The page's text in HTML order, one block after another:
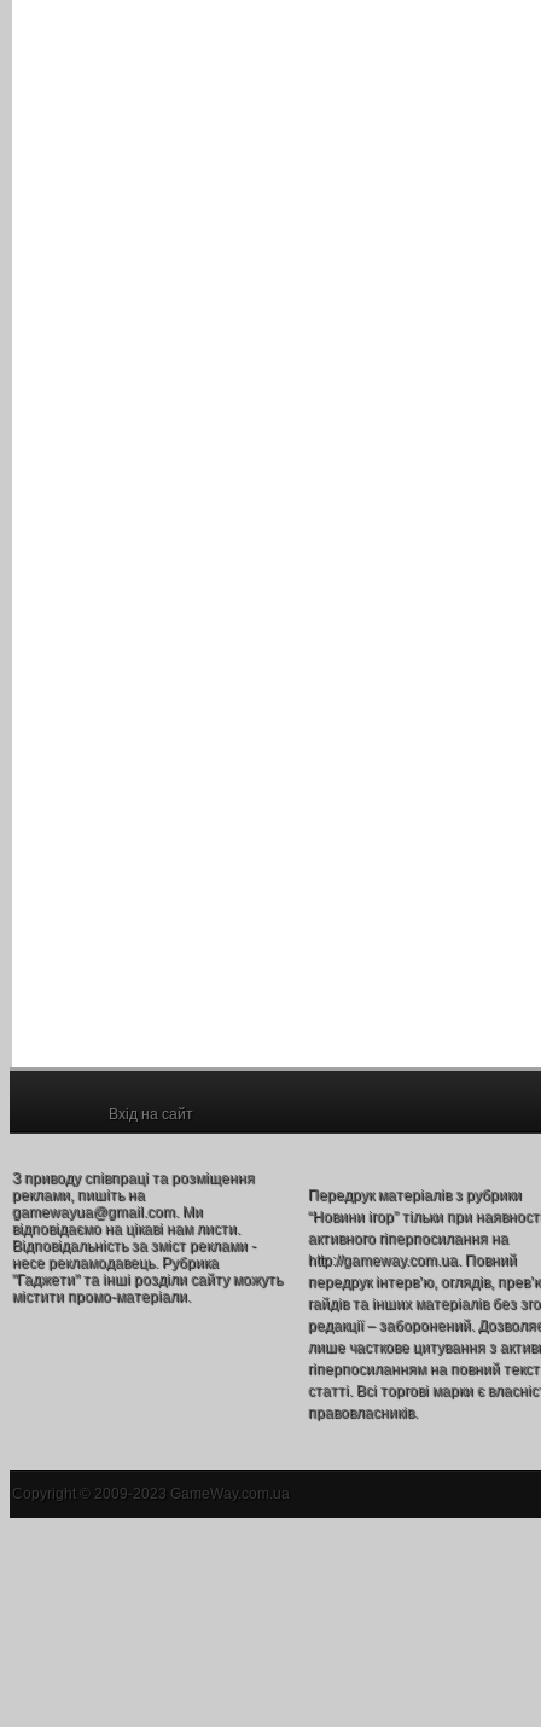
Вхід на сайт
З приводу співпраці та розміщення
реклами, пишіть на
gamewayua@gmail.com. Ми
відповідаємо на цікаві нам листи.
Відповідальність за зміст реклами -
несе рекламодавець. Рубрика
"Гаджети" та інші розділи сайту можуть
містити промо-матеріали.
Передрук матеріалів з рубрики
“Новини ігор” тільки при
активного гіперпосилання на
http://gameway.com.ua. Повний
передрук інтерв’ю, оглядів,
гайдів та інших матеріалів без
редакції – заборонений.
лише часткове цитування з
гіперпосиланням на повний текст
статті. Всі торгові марки є
правовласників.
Copyright © 2009-2023 GameWay.com.ua